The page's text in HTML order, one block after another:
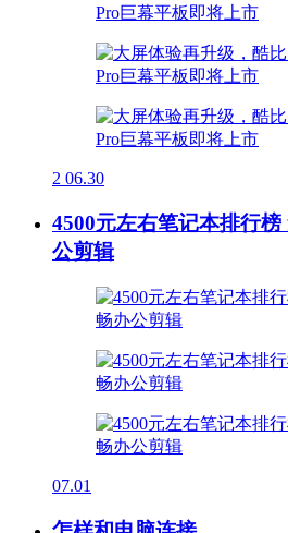
2 06.30
4500元左右笔记本排行
公剪辑
07.01